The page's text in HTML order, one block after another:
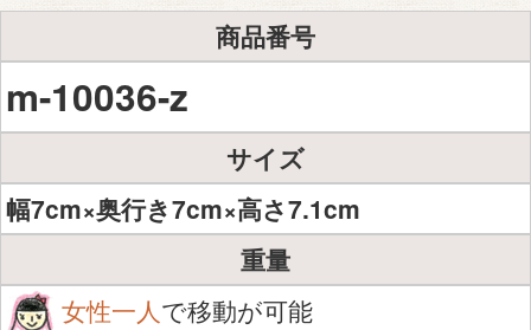
商品番号
m-10036-z
サイズ
幅7cm×奥行き7cm×高さ7.1cm
重量
女性一人で移動が可能